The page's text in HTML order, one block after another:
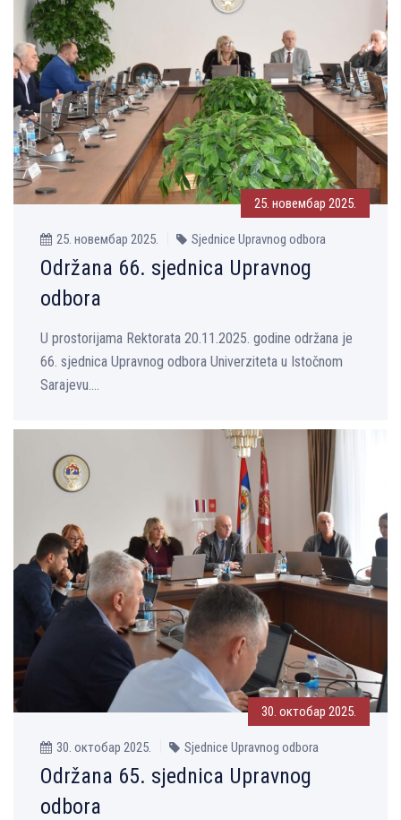
25. новембар 2025.
25. новембар 2025. Sjednice Upravnog odbora
Održana 66. sjednica Upravnog
odbora
U prostorijama Rektorata 20.11.2025. godine održana je
66. sjednica Upravnog odbora Univerziteta u Istočnom
Sarajevu....
30. октобар 2025.
30. октобар 2025. Sjednice Upravnog odbora
Održana 65. sjednica Upravnog
odbora